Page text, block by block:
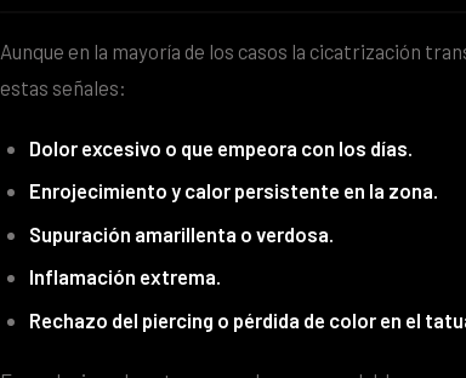
Aunque en la mayoría de los casos la cicatrización
estas señales:
Dolor excesivo o que empeora con los días.
Enrojecimiento y calor persistente en la zona.
Supuración amarillenta o verdosa.
Inflamación extrema.
Rechazo del piercing o pérdida de color en el